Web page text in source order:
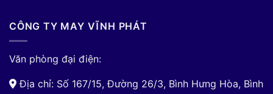
CÔNG TY MAY VĨNH PHÁT
Văn phòng đại điện:
Địa chỉ: Số 167/15, Đường 26/3, Bình Hưng Hòa, Bình